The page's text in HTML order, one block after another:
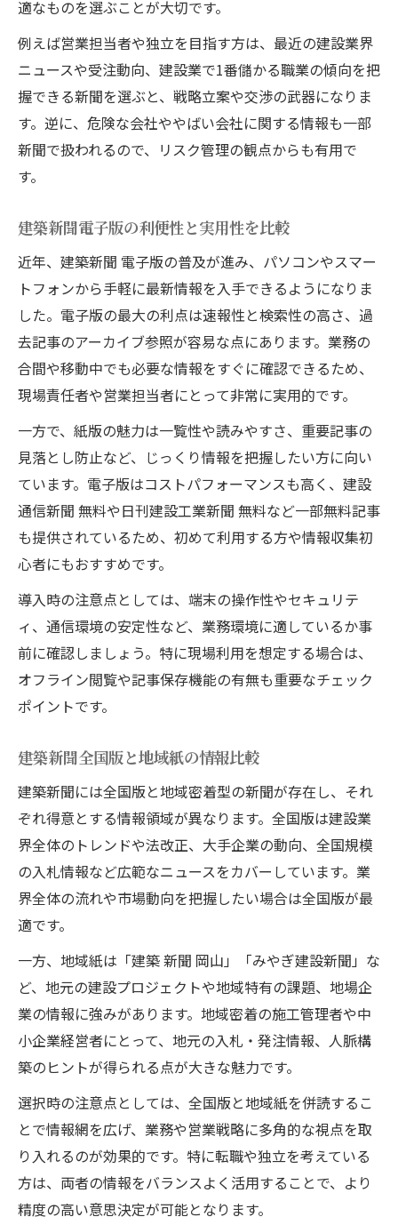
適なものを選ぶことが大切です。
例えば営業担当者や独立を目指す方は、最近の建設業界
ニュースや受注動向、建設業で1番儲かる職業の傾向を把
握できる新聞を選ぶと、戦略立案や交渉の武器になりま
す。逆に、危険な会社ややばい会社に関する情報も一部
新聞で扱われるので、リスク管理の観点からも有用で
す。
建築新聞電子版の利便性と実用性を比較
近年、建築新聞 電子版の普及が進み、パソコンやスマー
トフォンから手軽に最新情報を入手できるようになりま
した。電子版の最大の利点は速報性と検索性の高さ、過
去記事のアーカイブ参照が容易な点にあります。業務の
合間や移動中でも必要な情報をすぐに確認できるため、
現場責任者や営業担当者にとって非常に実用的です。
一方で、紙版の魅力は一覧性や読みやすさ、重要記事の
見落とし防止など、じっくり情報を把握したい方に向い
ています。電子版はコストパフォーマンスも高く、建設
通信新聞 無料や日刊建設工業新聞 無料など一部無料記事
も提供されているため、初めて利用する方や情報収集初
心者にもおすすめです。
導入時の注意点としては、端末の操作性やセキュリテ
ィ、通信環境の安定性など、業務環境に適しているか事
前に確認しましょう。特に現場利用を想定する場合は、
オフライン閲覧や記事保存機能の有無も重要なチェック
ポイントです。
建築新聞全国版と地域紙の情報比較
建築新聞には全国版と地域密着型の新聞が存在し、それ
ぞれ得意とする情報領域が異なります。全国版は建設業
界全体のトレンドや法改正、大手企業の動向、全国規模
の入札情報など広範なニュースをカバーしています。業
界全体の流れや市場動向を把握したい場合は全国版が最
適です。
一方、地域紙は「建築 新聞 岡山」「みやぎ建設新聞」な
ど、地元の建設プロジェクトや地域特有の課題、地場企
業の情報に強みがあります。地域密着の施工管理者や中
小企業経営者にとって、地元の入札・発注情報、人脈構
築のヒントが得られる点が大きな魅力です。
選択時の注意点としては、全国版と地域紙を併読するこ
とで情報網を広げ、業務や営業戦略に多角的な視点を取
り入れるのが効果的です。特に転職や独立を考えている
方は、両者の情報をバランスよく活用することで、より
精度の高い意思決定が可能となります。